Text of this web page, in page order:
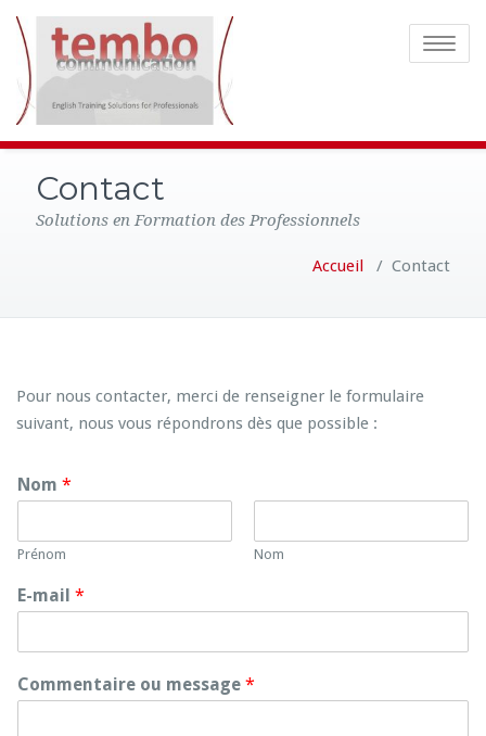
Toggle
Contact
Solutions en Formation des Professionnels
Accueil / Contact
Pour nous contacter, merci de renseigner le formulaire
suivant, nous vous répondrons dès que possible :
Nom *
Prénom Nom
E-mail *
Commentaire ou message *